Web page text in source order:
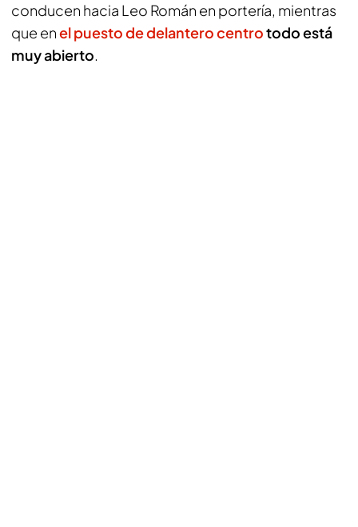
conducen hacia Leo Román en portería, mientras
que enel puesto de delantero centrotodo está
muy abierto.